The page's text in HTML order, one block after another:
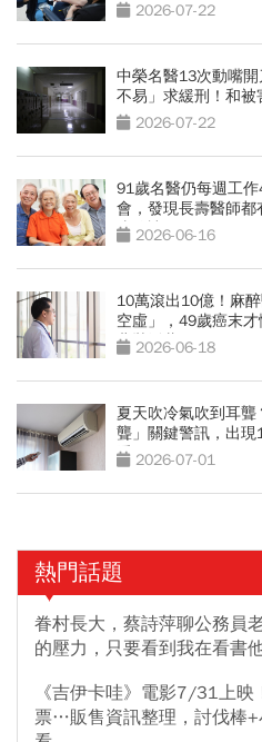
2026-07-22
中榮名醫13次動嘴
不易」求緩刑！和
2026-07-22
91歲名醫仍每週工
會，發現長壽醫師
歲秘訣」
2026-06-16
10萬滾出10億！麻
空虛」，49歲癌末
悲壯活著
2026-06-18
夏天吹冷氣吹到耳
聾」關鍵警訊，出
看 2026-07-01
熱門話題
眷村長大，蔡詩萍聊公務員
的壓力，只要看到我在看書
《吉伊卡哇》電影7/31上
票…販售資訊整理，討伐棒